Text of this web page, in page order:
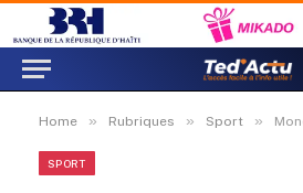
Home » Rubriques » Sport » Mondy
SPORT